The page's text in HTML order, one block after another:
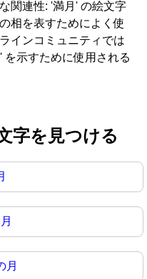
関連性: '満月' の絵文字
相を表すためによく使
インコミュニティでは
示すために使用される
字を見つける
月